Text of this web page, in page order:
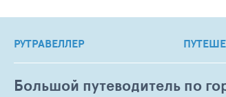
РУТРАВЕЛЛЕР
Большой путеводитель по